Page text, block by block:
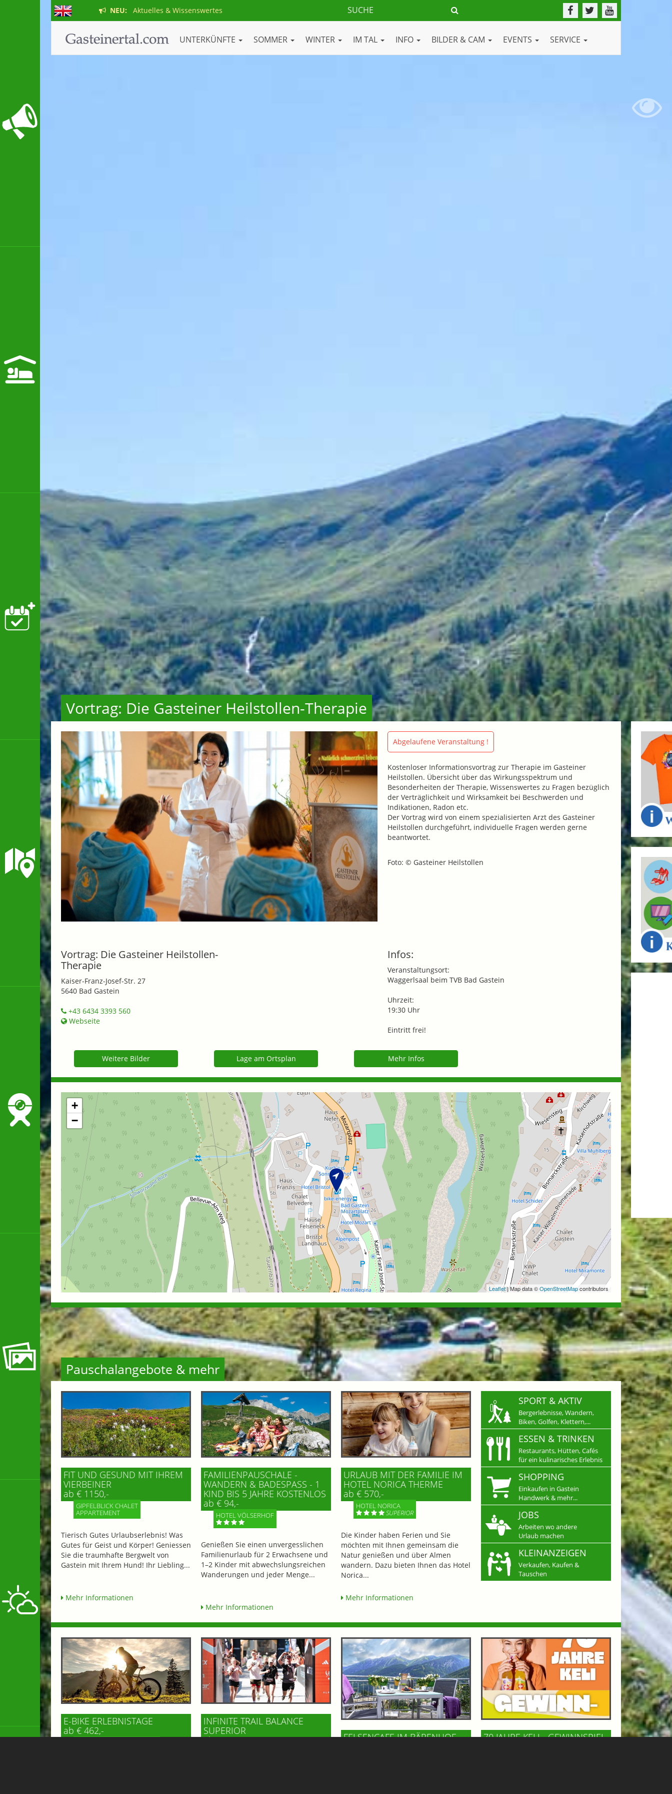
NEU: Aktuelles & Wissenswertes
UNTERKÜNFTE SOMMER WINTER IM TAL INFO BILDER & CAM EVENTS SERVICE
Vortrag: Die Gasteiner Heilstollen-Therapie
Abgelaufene Veranstaltung !
Kostenloser Informationsvortrag zur Therapie im Gasteiner
Heilstollen. Übersicht über das Wirkungsspektrum und
Besonderheiten der Therapie, Wissenswertes zu Fragen bezüglich
der Verträglichkeit und Wirksamkeit bei Beschwerden und
Indikationen, Radon etc.
Der Vortrag wird von einem spezialisierten Arzt des Gasteiner
Heilstollen durchgeführt, individuelle Fragen werden gerne
beantwortet.
Foto: © Gasteiner Heilstollen
Vortrag: Die Gasteiner Heilstollen-
Therapie
Kaiser-Franz-Josef-Str. 27
5640 Bad Gastein
+43 6434 3393 560
Webseite
Infos:
Veranstaltungsort:
Waggerlsaal beim TVB Bad Gastein
Uhrzeit:
19:30 Uhr
Eintritt frei!
Weitere Bilder Lage am Ortsplan Mehr Infos
+
−
Leaflet| Map data ©OpenStreetMapcontributors
Pauschalangebote & mehr
FIT UND GESUND MIT IHREM
VIERBEINER
ab € 1150,-
GIPFELBLICK CHALET
APPARTEMENT
Tierisch Gutes Urlaubserlebnis! Was
Gutes für Geist und Körper! Geniessen
Sie die traumhafte Bergwelt von
Gastein mit Ihrem Hund! Ihr Liebling...
Mehr Informationen
FAMILIENPAUSCHALE -
WANDERN & BADESPASS - 1 K
IND BIS 5 JAHRE KOSTENLOS
ab € 94,-
HOTEL VÖLSERHOF
Genießen Sie einen unvergesslichen
Familienurlaub für 2 Erwachsene und
1–2 Kinder mit abwechslungsreichen
Wanderungen und jeder Menge...
Mehr Informationen
URLAUB MIT DER FAMILIE IM
HOTEL NORICA THERME
ab € 570,-
HOTEL NORICA
SUPERIOR
Die Kinder haben Ferien und Sie
möchten mit Ihnen gemeinsam die
Natur genießen und über Almen
wandern. Dazu bieten Ihnen das Hotel
Norica...
Mehr Informationen
SPORT & AKTIV
Bergerlebnisse, Wandern,
Biken, Golfen, Klettern,...
ESSEN & TRINKEN
Restaurants, Hütten, Cafés
für ein kulinarisches Erlebnis
SHOPPING
Einkaufen in Gastein
Handwerk & mehr...
JOBS
Arbeiten wo andere
Urlaub machen
KLEINANZEIGEN
Verkaufen, Kaufen &
Tauschen
E-BIKE ERLEBNISTAGE
ab € 462,-
INFINITE TRAIL BALANCE
SUPERIOR
ab € 471,- FELSENCAFE IM BÄRENHOF 70 JAHRE KELI - GEWINNSPIEL